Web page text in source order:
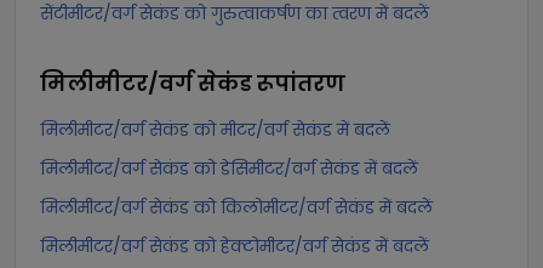
सेंटीमीटर/वर्ग सेकंड को गुरुत्वाकर्षण का त्वरण में बदलें
मिलीमीटर/वर्ग सेकंडरूपांतरण
मिलीमीटर/वर्ग सेकंड को मीटर/वर्ग सेकंड में बदलें
मिलीमीटर/वर्ग सेकंड को डेसिमीटर/वर्ग सेकंड में बदलें
मिलीमीटर/वर्ग सेकंड को किलोमीटर/वर्ग सेकंड में बदलें
मिलीमीटर/वर्ग सेकंड को हेक्टोमीटर/वर्ग सेकंड में बदलें